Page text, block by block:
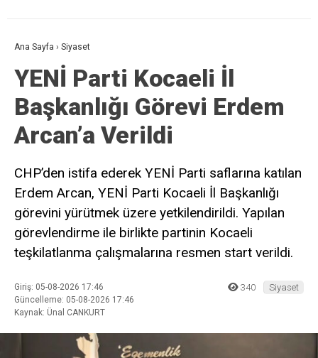
Ana Sayfa › Siyaset
YENİ Parti Kocaeli İl
Başkanlığı Görevi Erdem
Arcan’a Verildi
CHP’den istifa ederek YENİ Parti saflarına katılan
Erdem Arcan, YENİ Parti Kocaeli İl Başkanlığı
görevini yürütmek üzere yetkilendirildi. Yapılan
görevlendirme ile birlikte partinin Kocaeli
teşkilatlanma çalışmalarına resmen start verildi.
Giriş: 05-08-2026 17:46
Güncelleme: 05-08-2026 17:46
Kaynak: Ünal CANKURT
340 Siyaset